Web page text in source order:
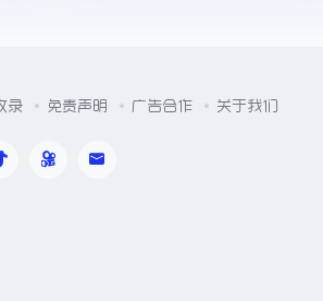
录 免责声明 广告合作 关于我们